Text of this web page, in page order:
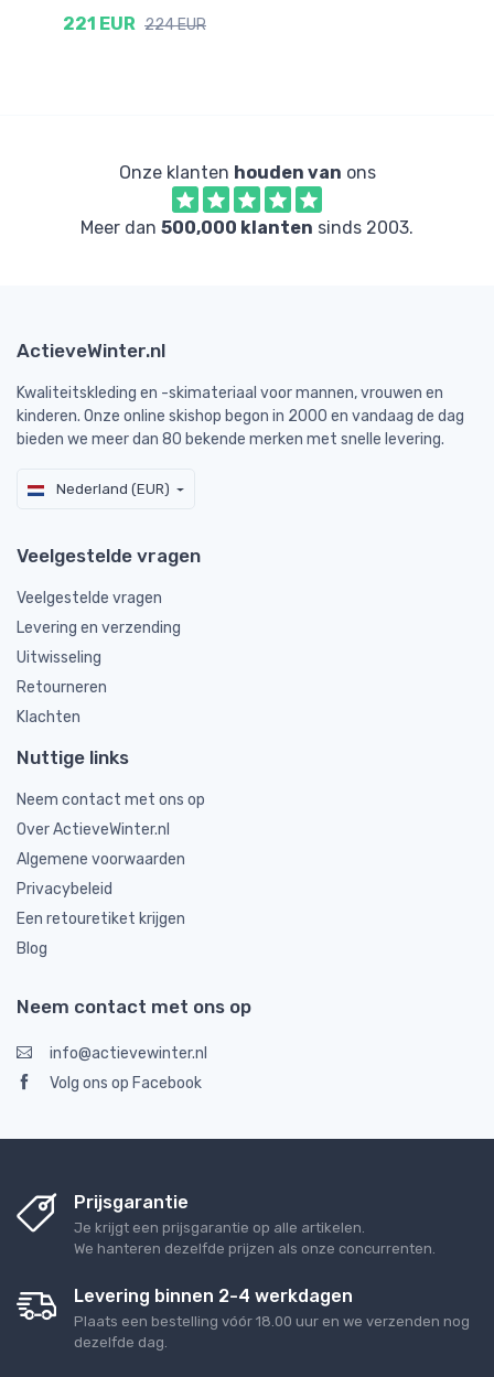
221 EUR 224 EUR
Onze klanten houden van ons
Meer dan 500,000 klanten sinds 2003.
ActieveWinter.nl
Kwaliteitskleding en -skimateriaal voor mannen, vrouwen en
kinderen. Onze online skishop begon in 2000 en vandaag de dag
bieden we meer dan 80 bekende merken met snelle levering.
Nederland (EUR)
Veelgestelde vragen
Veelgestelde vragen
Levering en verzending
Uitwisseling
Retourneren
Klachten
Nuttige links
Neem contact met ons op
Over ActieveWinter.nl
Algemene voorwaarden
Privacybeleid
Een retouretiket krijgen
Blog
Neem contact met ons op
info@actievewinter.nl
Volg ons op Facebook
Prijsgarantie
Je krijgt een prijsgarantie op alle artikelen.
We hanteren dezelfde prijzen als onze concurrenten.
Levering binnen 2-4 werkdagen
Plaats een bestelling vóór 18.00 uur en we verzenden nog
dezelfde dag.